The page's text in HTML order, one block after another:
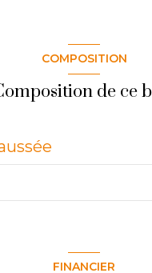
(semi-équipée)
individuel : convecteur
COMPOSITION
de ce
FINANCIER